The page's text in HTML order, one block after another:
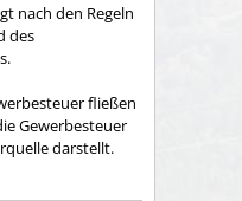
nach den Regeln
des
fließen
Gewerbesteuer
darstellt.